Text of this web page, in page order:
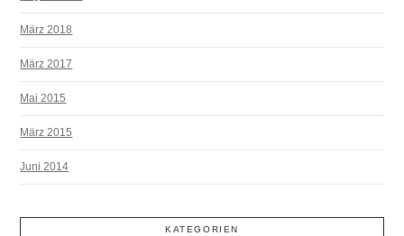
März 2018
März 2017
Mai 2015
März 2015
Juni 2014
KATEGORIEN